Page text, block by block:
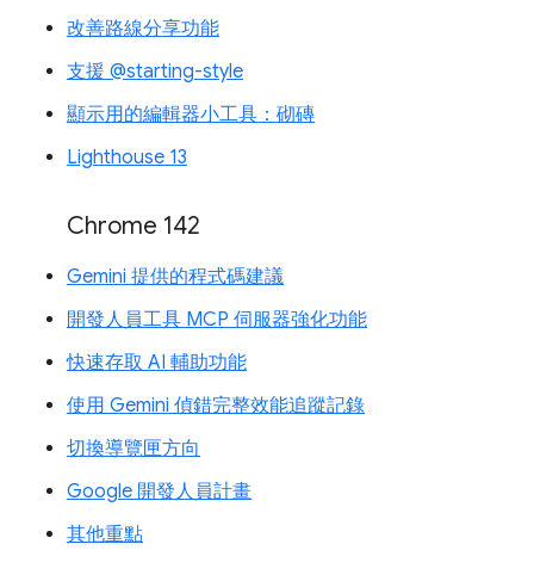
改善路線分享功能
支援 @starting-style
顯示用的編輯器小工具：砌磚
Lighthouse 13
Chrome 142
Gemini 提供的程式碼建議
開發人員工具 MCP 伺服器強化功能
快速存取 AI 輔助功能
使用 Gemini 偵錯完整效能追蹤記錄
切換導覽匣方向
Google 開發人員計畫
其他重點